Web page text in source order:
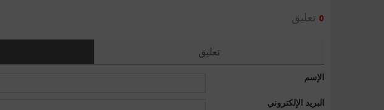
0 تعليق
تعليق
الإسم
البريد الإلكتروني